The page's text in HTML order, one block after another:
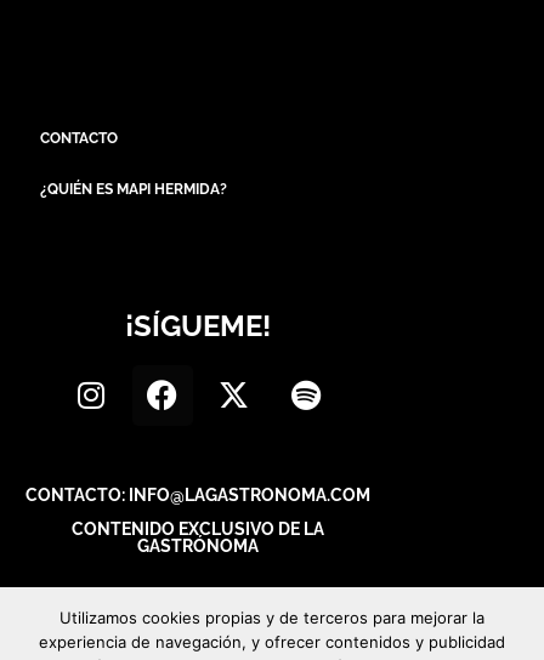
CONTACTO
¿QUIÉN ES MAPI HERMIDA?
¡SÍGUEME!
CONTACTO: INFO@LAGASTRONOMA.COM
CONTENIDO EXCLUSIVO DE LA
GASTRÓNOMA
Utilizamos cookies propias y de terceros para mejorar la
experiencia de navegación, y ofrecer contenidos y publicidad